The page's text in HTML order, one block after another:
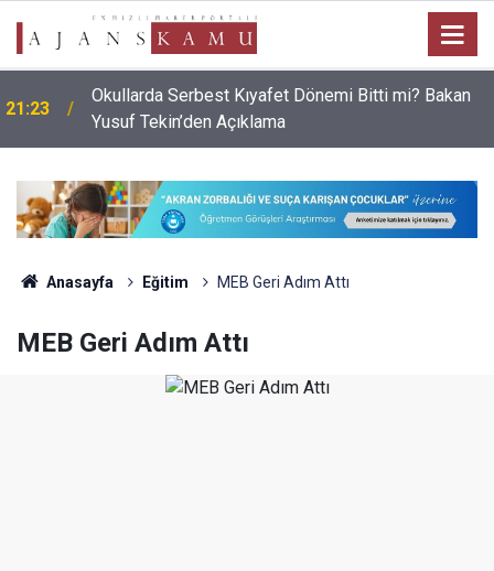
21:23
Okullarda Serbest Kıyafet Dönemi Bitti mi? Bakan
Yusuf Tekin’den Açıklama
Anasayfa Eğitim MEB Geri Adım Attı
MEB Geri Adım Attı